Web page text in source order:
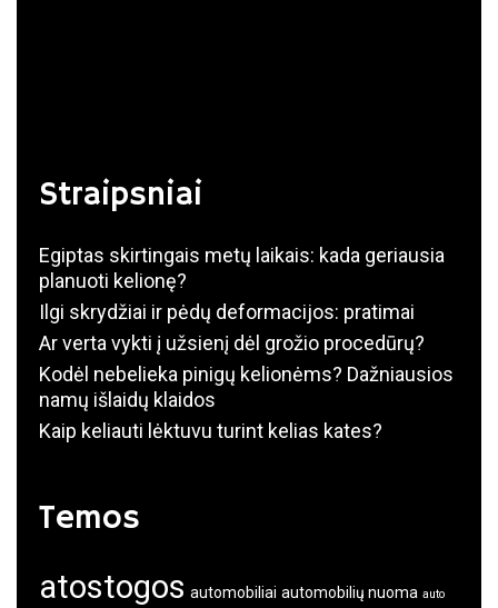
Straipsniai
Egiptas skirtingais metų laikais: kada geriausia
planuoti kelionę?
Ilgi skrydžiai ir pėdų deformacijos: pratimai
Ar verta vykti į užsienį dėl grožio procedūrų?
Kodėl nebelieka pinigų kelionėms? Dažniausios
namų išlaidų klaidos
Kaip keliauti lėktuvu turint kelias kates?
Temos
atostogos automobiliai automobilių nuoma auto